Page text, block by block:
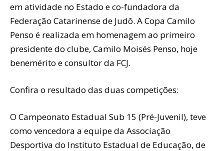
em atividade no Estado e co-fundadora da
Federação Catarinense de Judô. A Copa Camilo
Penso é realizada em homenagem ao primeiro
presidente do clube, Camilo Moisés Penso, hoje
benemérito e consultor da FCJ.
Confira o resultado das duas competições:
O Campeonato Estadual Sub 15 (Pré-Juvenil), teve
como vencedora a equipe da Associação
Desportiva do Instituto Estadual de Educação, de